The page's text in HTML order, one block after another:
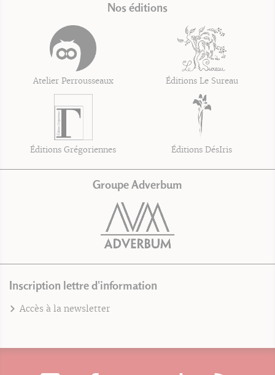
Nos éditions
Atelier Perrousseaux Éditions Le Sureau
Éditions Grégoriennes Éditions DésIris
Groupe Adverbum
Inscription lettre d'information
Accès à la newsletter